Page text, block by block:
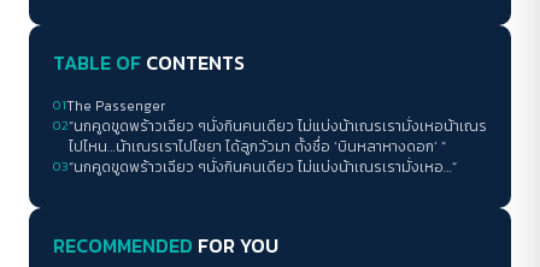
TABLE OF CONTENTS
01The Passenger
02“นกคูดขูดพร้าวเฉียว ๆนั่งกินคนเดียว ไม่แบ่งน้าเณรเรามั่งเหอน้าเณร
ไปไหน…น้าเณรเราไปไชยา ได้ลูกวัวมา ตั้งชื่อ ‘บินหลาหางดอก’ ”
03“นกคูดขูดพร้าวเฉียว ๆนั่งกินคนเดียว ไม่แบ่งน้าเณรเรามั่งเหอ…”
RECOMMENDED FOR YOU